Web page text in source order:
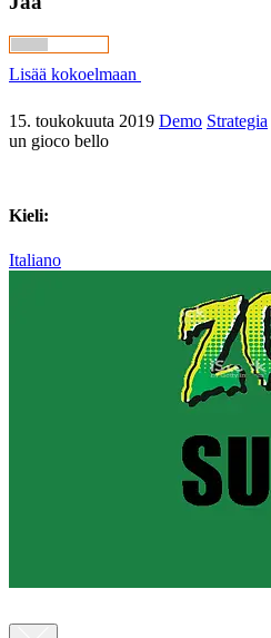
Lisää kokoelmaan
15. toukokuuta 2019 Demo Strategia
un gioco bello
Kieli:
Italiano